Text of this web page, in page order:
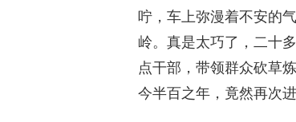
咛，车上弥漫着不安的
岭。真是太巧了，二十
点干部，带领群众砍草
今半百之年，竟然再次进